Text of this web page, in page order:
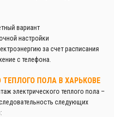
вариант
настройки
за счет расписания
с телефона.
ПОЛА В ХАРЬКОВЕ
электрического теплого пола –
следующих